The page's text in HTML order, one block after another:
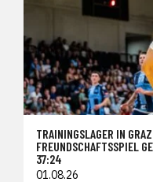
TRAININGSLAGER IN
FREUNDSCHAFTSSPIEL
37:24
01.08.26